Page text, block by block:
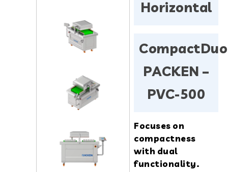
Horizontal
CompactDuo
PACKEN –
PVC-500
Focuses on
compactness
with dual
functionality.